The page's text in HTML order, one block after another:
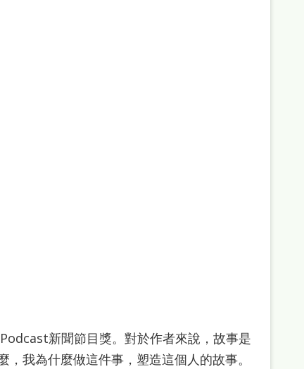
新聞節目獎。對於作者來說，故事是
我為什麼做這件事，塑造這個人的故事。